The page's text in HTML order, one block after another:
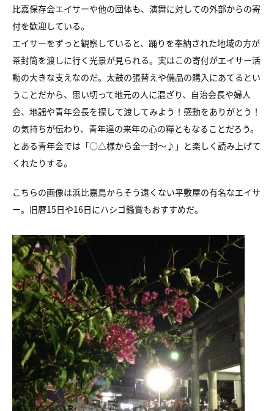
比嘉保存会エイサーや他の団体も、演舞に対しての外部からの寄
付を歓迎している。
エイサーをずっと観察していると、踊りを奉納された地域の方が
茶封筒を渡しに行く光景が見られる。実はこの寄付がエイサー活
動の大きな支えなのだ。太鼓の張替えや備品の購入にあてるとい
うことだから、思い切って地元の人に混ざり、自治会長や婦人
会、地謡や青年会長を探して渡してみよう！感動をありがとう！
の気持ちが伝わり、青年達の来年の心の糧ともなることだろう。
とある青年会では「○△様から金一封～♪」と楽しく読み上げて
くれたりする。
こちらの画像は浜比嘉島からそう遠くない平敷屋の有名なエイサ
ー。旧暦15日や16日にハシゴ鑑賞もおすすめだ。